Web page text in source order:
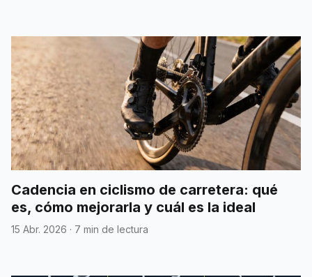
Cadencia en ciclismo de carretera: qué
es, cómo mejorarla y cuál es la ideal
15 Abr. 2026 · 7 min de lectura